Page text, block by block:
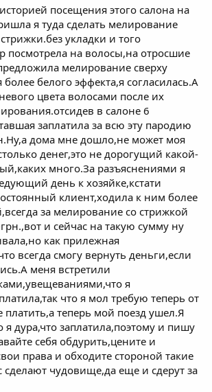
р
н
н
я
посещения этого салона на
я туда сделать мелирование
укладки и того
посмотрела на волосы,на отросшие
мелирование сверху
белого эффекта,я согласилась.А
цвета волосами после их
в салоне 6
заплатила за всю эту пародию
дома мне дошло,не может моя
денег,это не дорогущий какой-
много.За разъяснениями я
день к хозяйке,кстати
клиент,ходила к ним более
за мелирование со стрижкой
и сейчас на такую сумму ну
как прилежная
всегда смогу вернуть деньги,если
меня встретили
я
что я мол требую теперь от
теперь мой поезд ушел.Я
я дура,что заплатила,поэтому и пишу
себя обдурить,цените и
права и обходите стороной такие
сделают чудовище,да еще и сдерут за